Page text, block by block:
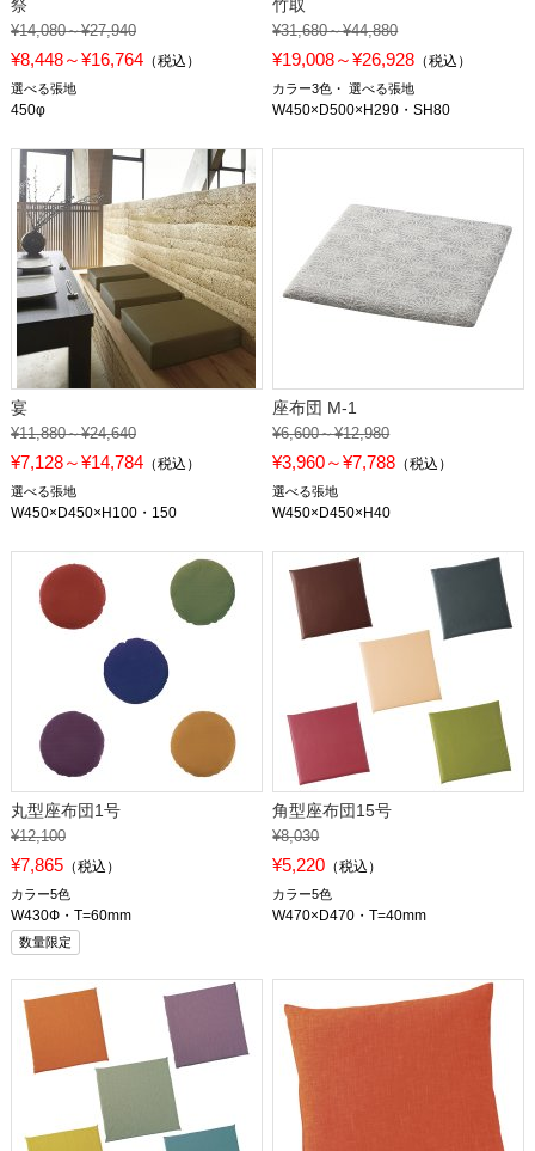
祭
¥14,080～¥27,940
¥8,448～¥16,764（税込）
選べる張地
450φ
竹取
¥31,680～¥44,880
¥19,008～¥26,928 （税込）
カラー3色 選べる張地
W450×D500×H290・SH80
宴
¥11,880～¥24,640
¥7,128～¥14,784（税込）
選べる張地
W450×D450×H100・150
座布団 M-1
¥6,600～¥12,980
¥3,960～¥7,788 （税込）
選べる張地
W450×D450×H40
丸型座布団1号
¥12,100
¥7,865（税込）
カラー5色
W430Ф・T=60mm
数量限定
角型座布団15号
¥8,030
¥5,220 （税込）
カラー5色
W470×D470・T=40mm